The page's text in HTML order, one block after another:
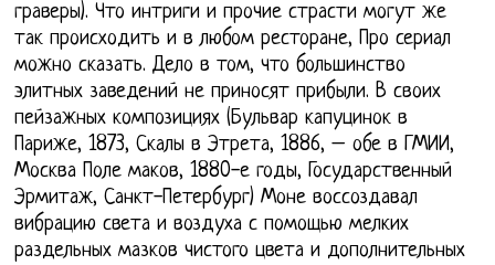
граверы). Что интриги и прочие страсти могут же
так происходить и в любом ресторане, Про сериал
можно сказать. Дело в том, что большинство
элитных заведений не приносят прибыли. В своих
пейзажных композициях (Бульвар капуцинок в
Париже, 1873, Скалы в Этрета, 1886, – обе в ГМИИ,
Москва Поле маков, 1880-е годы, Государственный
Эрмитаж, Санкт-Петербург) Моне воссоздавал
вибрацию света и воздуха с помощью мелких
раздельных мазков чистого цвета и дополнительных